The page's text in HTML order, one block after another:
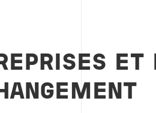
ET